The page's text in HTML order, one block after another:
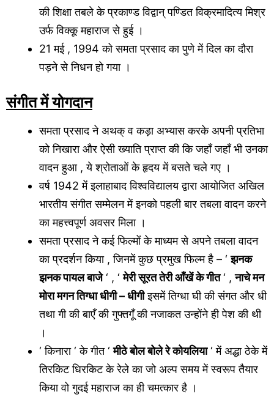
की शिक्षा तबले के प्रकाण्ड विद्वान् पण्डित विक्रमादित्य मिश्र
उर्फ विक्कू महाराज से हुई ।
21 मई , 1994 को समता प्रसाद का पुणे में दिल का दौरा
पड़ने से निधन हो गया ।
संगीत में योगदान
समता प्रसाद ने अथक् व कड़ा अभ्यास करके अपनी प्रतिभा
को निखारा और ऐसी ख्याति प्राप्त की कि जहाँ जहाँ भी उनका
वादन हुआ , ये श्रोताओं के हृदय में बसते चले गए ।
वर्ष 1942 में इलाहाबाद विश्वविद्यालय द्वारा आयोजित अखिल
भारतीय संगीत सम्मेलन में इनको पहली बार तबला वादन करने
का महत्त्वपूर्ण अवसर मिला ।
समता प्रसाद ने कई फिल्मों के माध्यम से अपने तबला वादन
का प्रदर्शन किया , जिनमें कुछ प्रमुख फिल्म है – ‘झनक
झनक पायल बाजे‘ , ‘मेरी सूरत तेरी आँखें के गीत‘ ,नाचे मन
मोरा मगन तिग्धा धीगी – धीगीइसमें तिग्धा घी की संगत और धी
तथा गी की बाएँ की गुफ्तगूँ की नजाकत उन्होंने ही पेश की थी
।
‘ किनारा ‘ के गीत ‘मीठे बोल बोले रे कोयलिया‘ में अद्धा ठेके में
तिरकिट धिरकिट के रेले का जो अल्प समय में स्वरूप तैयार
किया वो गुदई महाराज का ही चमत्कार है ।